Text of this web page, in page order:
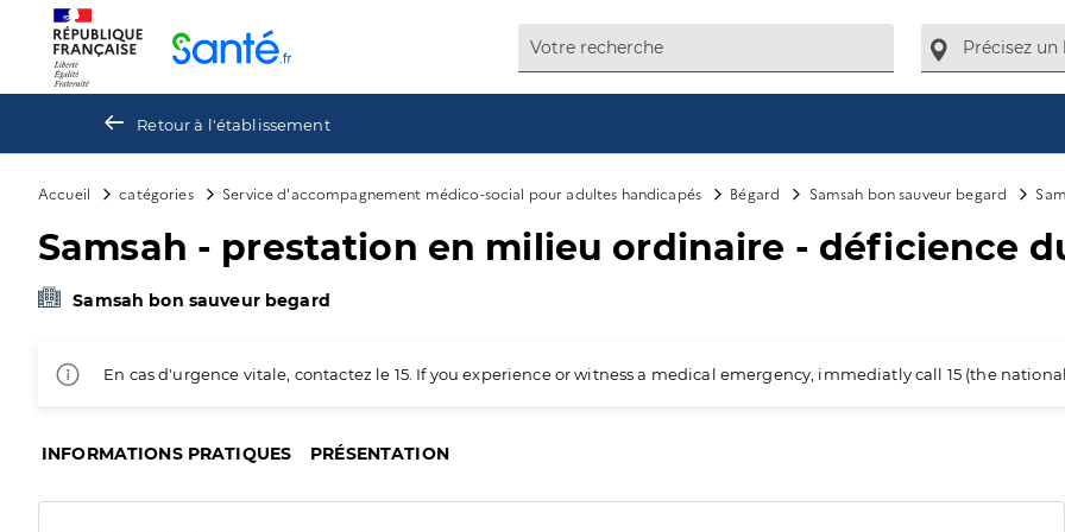
Retour à l'établissement
Accueil catégories Service d'accompagnement médico-social pour adultes handicapés Bégard Samsah bon sauveur begard
Samsah - prestation en milieu ordinaire - déficience
Samsah bon sauveur begard
En cas d'urgence vitale, contactez le 15. If you experience or witness a medical emergency, immediatly call 15 (the
INFORMATIONS PRATIQUES PRÉSENTATION
Panneau de gestion des cookies